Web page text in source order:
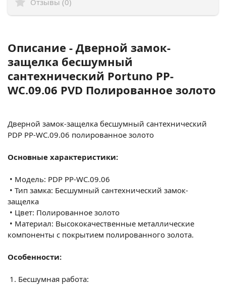
Отзывы (0)
Описание - Дверной замок-
защелка бесшумный
сантехнический Portuno PP-
WC.09.06 PVD Полированное золото
Дверной замок-защелка бесшумный сантехнический
PDP PP-WC.09.06 полированное золото
Основные характеристики:
• Модель: PDP PP-WC.09.06
• Тип замка: Бесшумный сантехнический замок-
защелка
• Цвет: Полированное золото
• Материал: Высококачественные металлические
компоненты с покрытием полированного золота.
Особенности:
1. Бесшумная работа: